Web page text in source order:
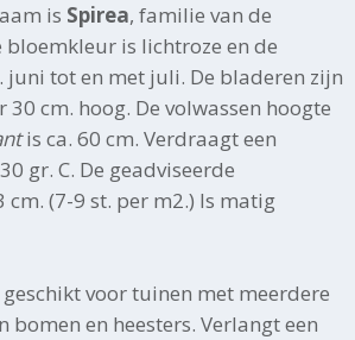
is Spirea, familie van de
bloemkleur is lichtroze en de
juni tot en met juli. De bladeren zijn
30 cm. hoog. De volwassen hoogte
is ca. 60 cm. Verdraagt een
gr. C. De geadviseerde
(7-9 st. per m2.) Is matig
voor tuinen met meerdere
bomen en heesters. Verlangt een